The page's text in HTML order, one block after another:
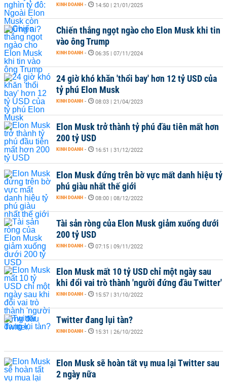
KINH DOANH - 14:50 | 21/01/2025
Chiến thắng ngọt ngào cho Elon Musk khi tin
vào ông Trump
KINH DOANH - 06:35 | 07/11/2024
24 giờ khó khăn 'thổi bay' hơn 12 tỷ USD của
tỷ phú Elon Musk
KINH DOANH - 08:03 | 21/04/2023
Elon Musk trở thành tỷ phú đầu tiên mất hơn
200 tỷ USD
KINH DOANH - 16:51 | 31/12/2022
Elon Musk đứng trên bờ vực mất danh hiệu tỷ
phú giàu nhất thế giới
KINH DOANH - 08:00 | 08/12/2022
Tài sản ròng của Elon Musk giảm xuống dưới
200 tỷ USD
KINH DOANH - 07:15 | 09/11/2022
Elon Musk mất 10 tỷ USD chỉ một ngày sau
khi đổi vai trò thành 'người đứng đầu Twitter'
KINH DOANH - 15:57 | 31/10/2022
Twitter đang lụi tàn?
KINH DOANH - 15:31 | 26/10/2022
Elon Musk sẽ hoàn tất vụ mua lại Twitter sau
2 ngày nữa